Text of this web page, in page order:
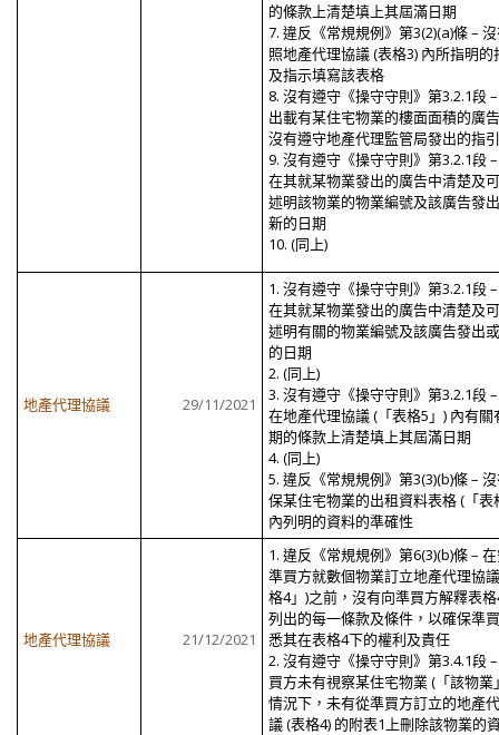
的條款上清楚填上其屆滿日期
7. 違反《常規規例》第3(2)(a)條 –
照地產代理協議 (表格3) 內所指明的
及指示填寫該表格
8. 沒有遵守《操守守則》第3.2.1段
出載有某住宅物業的樓面面積的廣
沒有遵守地產代理監管局發出的指引
9. 沒有遵守《操守守則》第3.2.1段
在其就某物業發出的廣告中清楚及
述明該物業的物業編號及該廣告發
新的日期
10. (同上)
地產代理協議 29/11/2021
1. 沒有遵守《操守守則》第3.2.1段
在其就某物業發出的廣告中清楚及
述明有關的物業編號及該廣告發出
的日期
2. (同上)
3. 沒有遵守《操守守則》第3.2.1段
在地產代理協議 (「表格5」) 內有關
期的條款上清楚填上其屆滿日期
4. (同上)
5. 違反《常規規例》第3(3)(b)條 –
保某住宅物業的出租資料表格 (「表
內列明的資料的準確性
地產代理協議 21/12/2021
1. 違反《常規規例》第6(3)(b)條 –
準買方就數個物業訂立地產代理協
格4」)之前，沒有向準買方解釋表
列出的每一條款及條件，以確保準
悉其在表格4下的權利及責任
2. 沒有遵守《操守守則》第3.4.1段
買方未有視察某住宅物業 (「該物業
情況下，未有從準買方訂立的地產
議 (表格4) 的附表1上刪除該物業的